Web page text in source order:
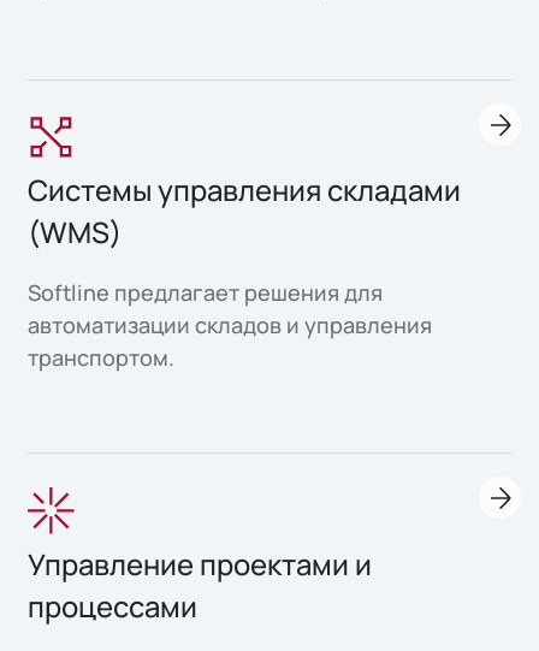
Системы управления складами
(WMS)
Softline предлагает решения для
автоматизации складов и управления
транспортом.
Управление проектами и
процессами